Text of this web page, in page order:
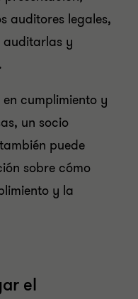
auditores legales,
auditarlas y
cumplimiento y
un socio
puede
sobre cómo
y la
el